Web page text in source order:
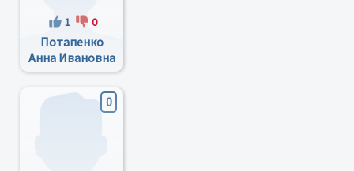
1 0
Потапенко
Анна Ивановна
0